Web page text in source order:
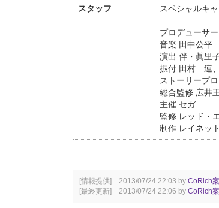
スタッフ スペシャルキ
プロデューサ
音楽 田中公平
演出 伴・眞里
振付 田村 連
ストーリープ
総合監修 広井
主催 セガ
監修 レッド・
制作 レイネット
[情報提供] 2013/07/24 22:03 by CoRich
[最終更新] 2013/07/24 22:06 by CoRich